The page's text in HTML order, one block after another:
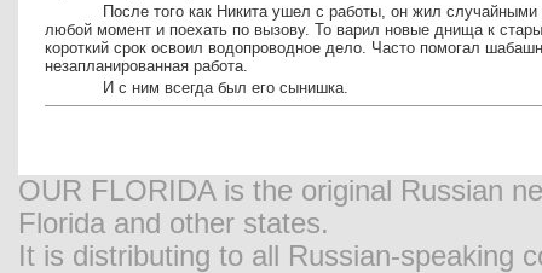
После того как Никита ушел с работы, он жил
любой момент и поехать по вызову. То варил новые днища к
короткий срок освоил водопроводное дело. Часто помогал
незапланированная работа.
И с ним всегда был его сынишка.
OUR FLORIDA is the original Russian
Florida and other states.
It is distributing to all Russian-speaking